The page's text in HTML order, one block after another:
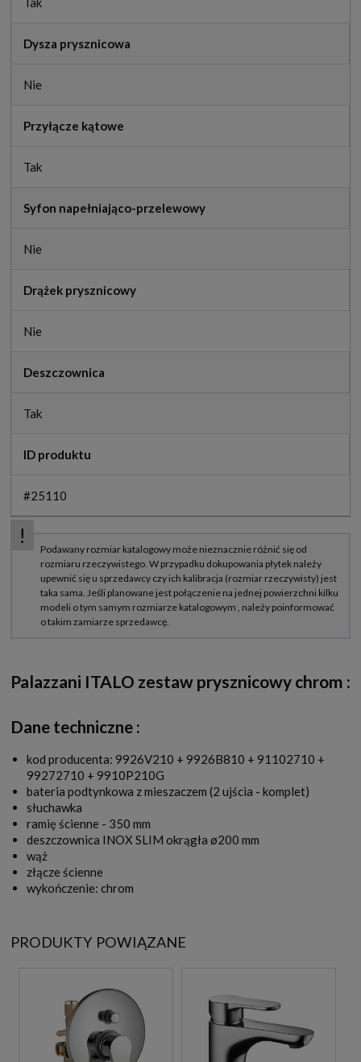
Dysza prysznicowa
Nie
Przyłącze kątowe
Tak
Syfon napełniająco-przelewowy
Nie
Drążek prysznicowy
Nie
Deszczownica
Tak
ID produktu
#25110
Palazzani ITALO zestaw prysznicowy chrom :
Dane techniczne :
kod producenta: 9926V210 + 9926B810 + 91102710 +
99272710 + 9910P210G
bateria podtynkowa z mieszaczem (2 ujścia - komplet)
słuchawka
ramię ścienne - 350 mm
deszczownica INOX SLIM okrągła ø200 mm
wąż
złącze ścienne
wykończenie: chrom
PRODUKTY POWIĄZANE